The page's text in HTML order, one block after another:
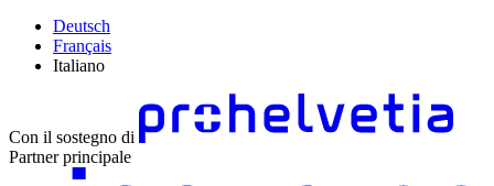
Deutsch
Français
Italiano
Con il sostegno di
Partner principale